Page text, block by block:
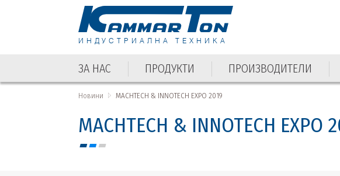
ИНДУСТРИАЛНА ТЕХНИКА
ЗА НАС ПРОДУКТИ ПРОИЗВОДИТЕЛИ
Новини MACHTECH & INNOTECH EXPO 2019
MACHTECH & INNOTECH EXPO